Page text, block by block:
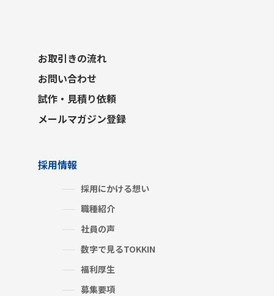
お取引きの流れ
お問い合わせ
試作・見積り依頼
メールマガジン登録
採用情報
採用にかける想い
職種紹介
社員の声
数字で見るTOKKIN
福利厚生
募集要項